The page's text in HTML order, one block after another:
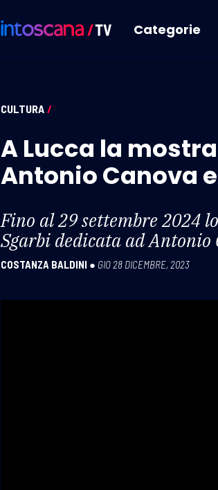
Categorie
CULTURA /
A Lucca la
Antonio Canova
Fino al 29 settembre 2024
Sgarbi dedicata ad Antonio
COSTANZA BALDINI ● GIO 28 DICEMBRE, 2023